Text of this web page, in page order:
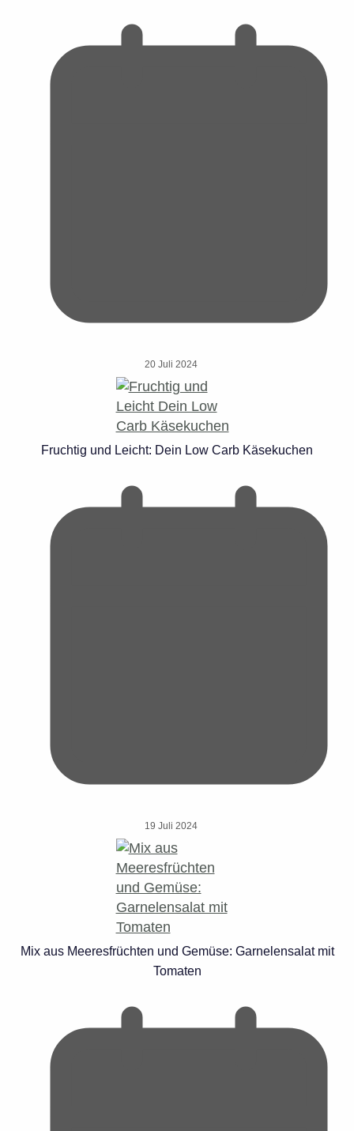
20 Juli 2024
Fruchtig und Leicht: Dein Low Carb Käsekuchen
19 Juli 2024
Mix aus Meeresfrüchten und Gemüse: Garnelensalat mit
Tomaten